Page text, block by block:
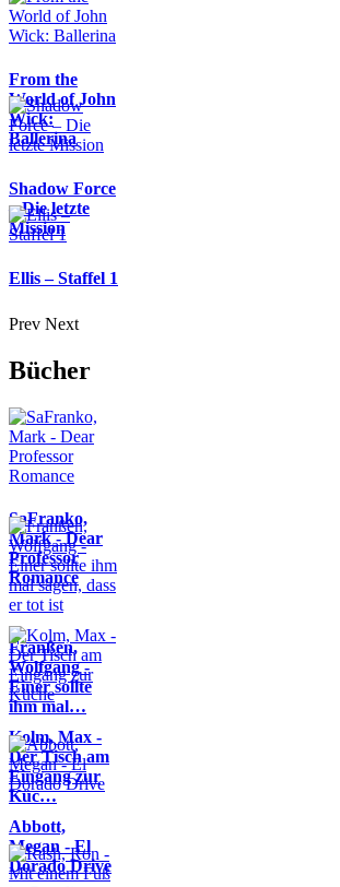
From the
World of John
Wick:
Ballerina
Shadow Force
– Die letzte
Mission
Ellis – Staffel 1
Prev Next
Bücher
SaFranko,
Mark - Dear
Professor
Romance
Franßen,
Wolfgang -
Einer sollte
ihm mal…
Kolm, Max -
Der Tisch am
Eingang zur
Küc…
Abbott,
Megan - El
Dorado Drive